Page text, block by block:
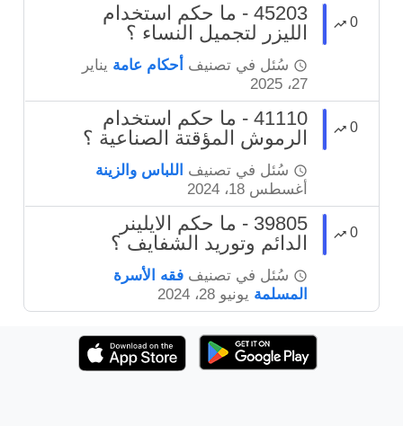
0
45203 - ما حكم استخدام
الليزر لتجميل النساء ؟
سُئل في تصنيف أحكام عامة يناير
27، 2025
0
41110 - ما حكم استخدام
الرموش المؤقتة الصناعية ؟
سُئل في تصنيف اللباس والزينة
أغسطس 18، 2024
0
39805 - ما حكم الايلينر
الدائم وتوريد الشفايف ؟
سُئل في تصنيففقه الأسرة
المسلمة يونيو 28، 2024